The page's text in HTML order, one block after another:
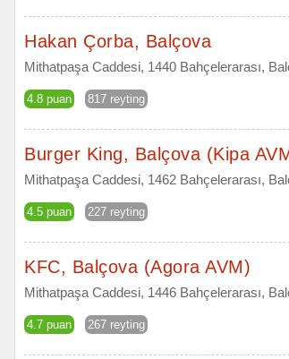
Hakan Çorba, Balçova
Mithatpaşa Caddesi, 1440 Bahçelerarası,
4.8 puan 817 reyting
Burger King, Balçova (Kipa
Mithatpaşa Caddesi, 1462 Bahçelerarası,
4.5 puan 227 reyting
KFC, Balçova (Agora AVM)
Mithatpaşa Caddesi, 1446 Bahçelerarası,
4.7 puan 267 reyting